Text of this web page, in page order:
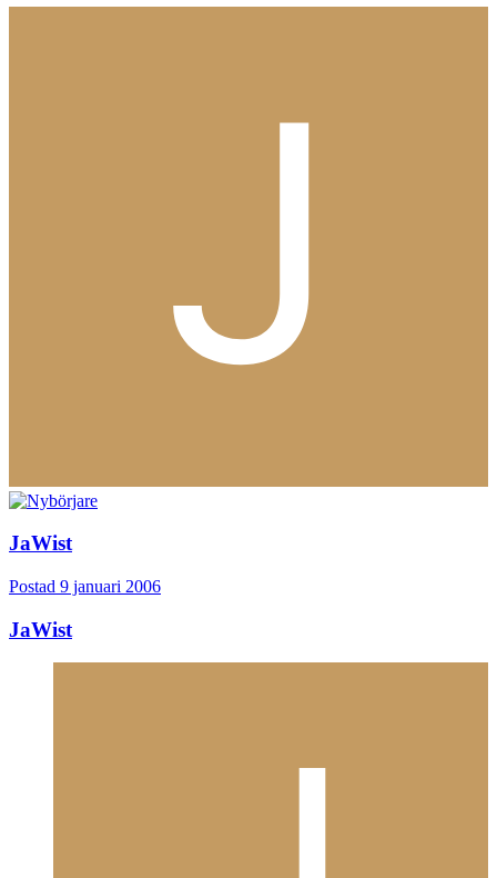
JaWist
Postad 9 januari 2006
JaWist